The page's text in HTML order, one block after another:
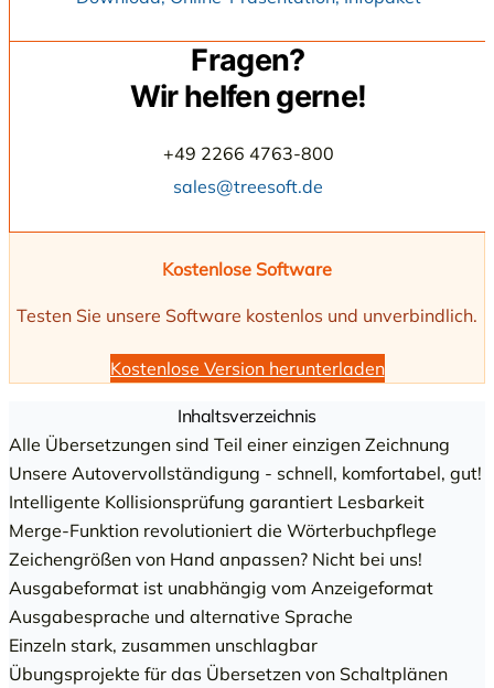
Fragen?
Wir helfen gerne!
+49 2266 4763-800
sales@treesoft.de
Kostenlose Software
Testen Sie unsere Software kostenlos und unverbindlich.
Kostenlose Version herunterladen
Inhaltsverzeichnis
Alle Übersetzungen sind Teil einer einzigen Zeichnung
Unsere Autovervollständigung - schnell, komfortabel, gut!
Intelligente Kollisionsprüfung garantiert Lesbarkeit
Merge-Funktion revolutioniert die Wörterbuchpflege
Zeichengrößen von Hand anpassen? Nicht bei uns!
Ausgabeformat ist unabhängig vom Anzeigeformat
Ausgabesprache und alternative Sprache
Einzeln stark, zusammen unschlagbar
Übungsprojekte für das Übersetzen von Schaltplänen